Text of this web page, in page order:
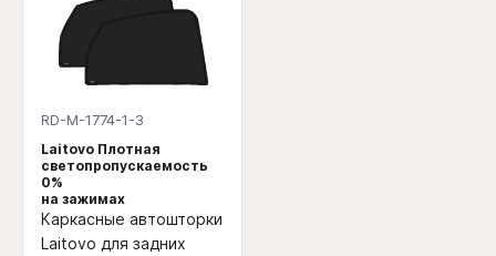
RD-M-1774-1-3
Laitovo Плотная
светопропускаемость
0%
на зажимах
Каркасные автошторки
Laitovo для задних